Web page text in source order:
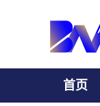
首页